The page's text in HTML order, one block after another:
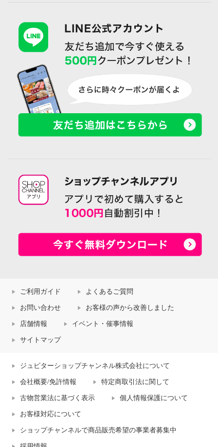
ご利用ガイド よくあるご質問
お問い合わせ お客様の声から改善しました
店舗情報 イベント・催事情報
サイトマップ
ジュピターショップチャンネル株式会社について
会社概要/免許情報 特定商取引法に関して
古物営業法に基づく表示 個人情報保護について
お客様対応について
ショップチャンネルで商品販売希望の事業者募集中